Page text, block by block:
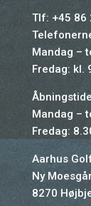
Tlf: +45 86
Mandag –
Fredag: kl.
Mandag –
Fredag:
Aarhus
Ny
8270